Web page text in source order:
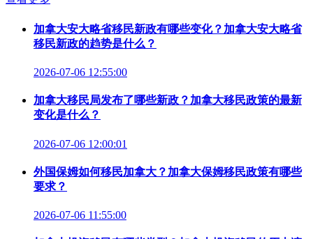
加拿大安大略省移民新政有哪些变化？加拿大安大略省
移民新政的趋势是什么？
2026-07-06 12:55:00
加拿大移民局发布了哪些新政？加拿大移民政策的最新
变化是什么？
2026-07-06 12:00:01
外国保姆如何移民加拿大？加拿大保姆移民政策有哪些
要求？
2026-07-06 11:55:00